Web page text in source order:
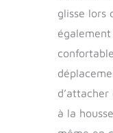
glisse lors
également
à la